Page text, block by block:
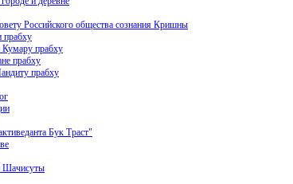
Российского общества сознания Кришны
прабху
прабху
прабху
Бук Траст"